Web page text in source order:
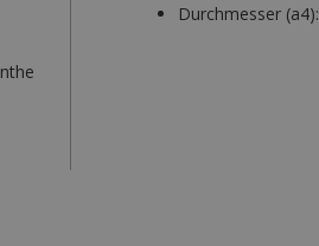
Durchmesser (a4):